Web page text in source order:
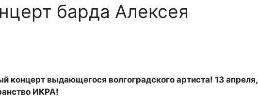
барда Алексея
выдающегося волгоградского артиста! 13 апреля,
ИКРА!